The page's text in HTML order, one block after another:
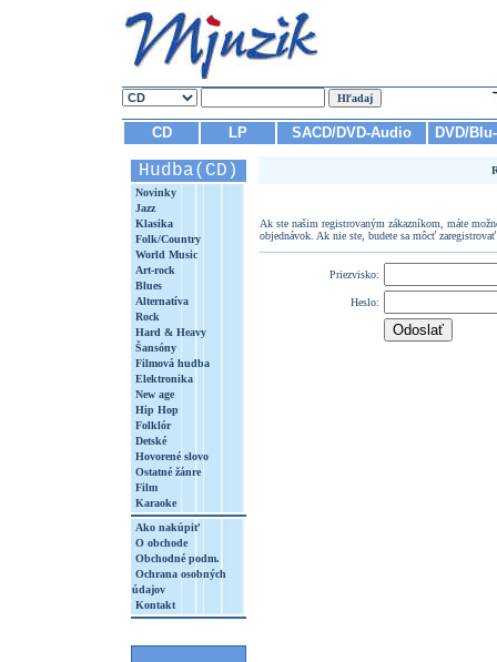
CD LP SACD/DVD-Audio DVD/
Hudba(CD)
Novinky
Jazz
Klasika
Folk/Country
World Music
Art-rock
Blues
Alternatíva
Rock
Hard & Heavy
Šansóny
Filmová hudba
Elektronika
New age
Hip Hop
Folklór
Detské
Hovorené slovo
Ostatné žánre
Film
Karaoke
Ako nakúpiť
O obchode
Obchodné podm.
Ochrana osobných
údajov
Kontakt
Ak ste našim registrovaným zákazníkom, máte
objednávok. Ak nie ste, budete sa môcť
Priezvisko:
Heslo: